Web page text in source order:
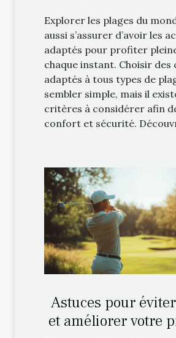
Explorer les plages du
aussi s’assurer d’avoir les
adaptés pour profiter
chaque instant. Choisir des
adaptés à tous types de
sembler simple, mais il
critères à considérer afin
confort et sécurité.
Astuces pour
et améliorer votre